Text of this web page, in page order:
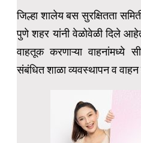
जिल्हा शालेय बस सुरक्षितता
पुणे शहर यांनी वेळोवेळी दिले आहेत.
वाहतूक करणाऱ्या वाहनांमध्ये
संबंधित शाळा व्यवस्थापन व वाहन